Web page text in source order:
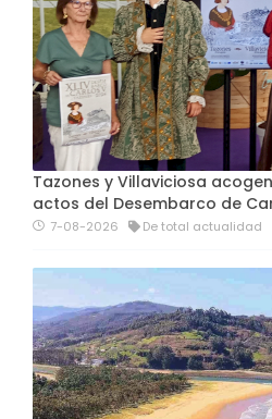
Tazones y Villaviciosa
actos del Desembarco de
7-08-2026 De total actualidad